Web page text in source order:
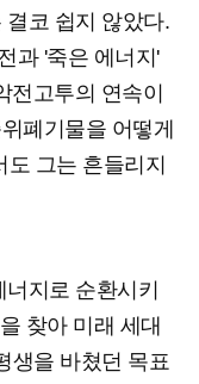
코 쉽지 않았다.
과 '죽은 에너지'
고투의 연속이
폐기물을 어떻게
그는 흔들리지
지로 순환시키
찾아 미래 세대
생을 바쳤던 목표